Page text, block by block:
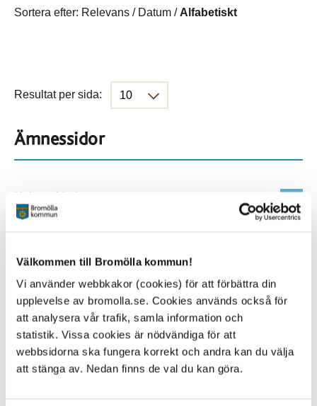
Välkommen till Bromölla kommun!
Vi använder webbkakor (cookies) för att förbättra din
upplevelse av bromolla.se. Cookies används också för
att analysera vår trafik, samla information och
statistik. Vissa cookies är nödvändiga för att
webbsidorna ska fungera korrekt och andra kan du välja
att stänga av. Nedan finns de val du kan göra.
Sortera efter: Relevans / Datum / Alfabetiskt
Resultat per sida:
Ämnessidor
Hela webbplatsen
716
Alla platser